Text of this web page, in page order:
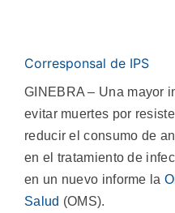
Corresponsal de IPS
GINEBRA – Una mayor
evitar muertes por
reducir el consumo de
en el tratamiento de
en un nuevo informe la
Salud (OMS).